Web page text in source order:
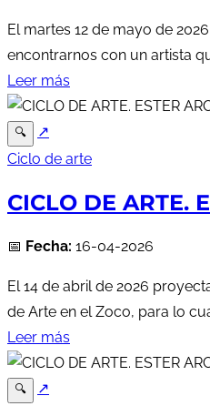
El martes 12 de mayo de
encontrarnos con un artista
Leer más
🔍
↗
Ciclo de arte
CICLO DE ARTE.
📅 Fecha: 16-04-2026
El 14 de abril de 2026
de Arte en el Zoco, para lo
Leer más
🔍
↗